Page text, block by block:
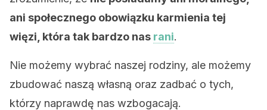
ani społecznego obowiązku karmienia tej
więzi, która tak bardzo nas rani.
Nie możemy wybrać naszej rodziny, ale możemy
zbudować naszą własną oraz zadbać o tych,
którzy naprawdę nas wzbogacają.